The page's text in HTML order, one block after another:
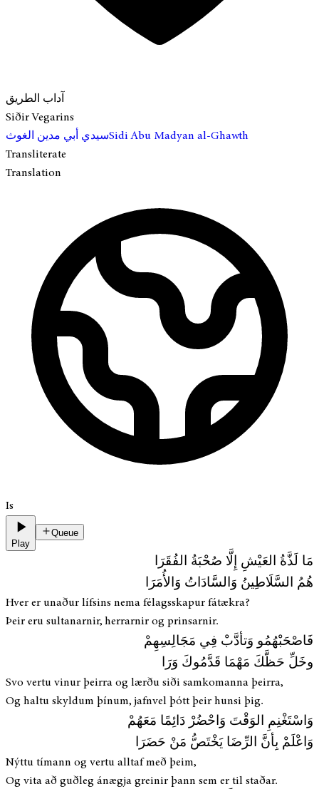
آداب الطريق
Siðir Vegarins
سيدي أبي مدين الغوثSidi Abu Madyan al-Ghawth
Transliterate
Translation
Is
Play
Queue
مَا لَذَّةُ العَيْشِ إِلَّا صُحْبَةُ الفُقَرَا
هُمُ السَّلَاطِينُ وَالسَّادَاتُ وَالأُمَرَا
Hver er unaður lífsins nema félagsskapur fátækra?
Þeir eru sultanarnir, herrarnir og prinsarnir.
فَاصْحَبْهُمُو وَتأدَّبْ فِي مَجَالِسِهِمْ
وخَلِّ حَظَّكَ مَهْمَا قَدَّمُوكَ وَرَا
Svo vertu vinur þeirra og lærðu siði samkomanna þeirra,
Og haltu skyldum þínum, jafnvel þótt þeir hunsi þig.
وَاسْتَغْنِمِ الوَقْتَ وَاحْضُرْ دَائِمًا مَعَهُمْ
وَاعْلَمْ بِأنَّ الرِّضَا يَخْتَصُّ مَنْ حَضَرَا
Nýttu tímann og vertu alltaf með þeim,
Og vita að guðleg ánægja greinir þann sem er til staðar.